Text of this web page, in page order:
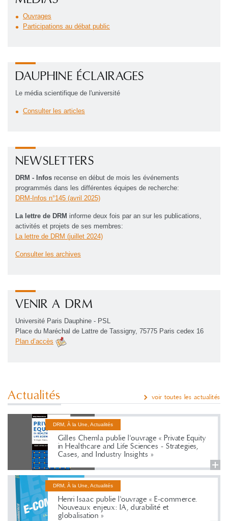
Ouvrages
Participations au débat public
DAUPHINE ÉCLAIRAGES
Le média scientifique de l'université
Consulter les articles
NEWSLETTERS
DRM - Infos recense en début de mois les événements
programmés dans les différentes équipes de recherche:
DRM-Infos n°145 (avril 2025)
La lettre de DRM informe deux fois par an sur les publications,
activités et projets de ses membres:
La lettre de DRM (juillet 2024)
Consulter les archives
VENIR A DRM
Université Paris Dauphine - PSL
Place du Maréchal de Lattre de Tassigny, 75775 Paris cedex 16
Plan d’accès
Actualités voir toutes les actualités
DRM, À la Une, Actualités
Gilles Chemla publie l'ouvrage « Private Equity
in Healthcare and Life Sciences - Strategies,
Cases, and Industry Insights »
DRM, À la Une, Actualités
Henri Isaac publie l'ouvrage « E-commerce.
Nouveaux enjeux: IA, durabilité et
globalisation »